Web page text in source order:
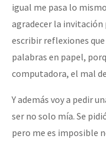
igual me pasa lo
agradecer la
escribir reflexiones
palabras en papel,
computadora, el mal
Y además voy a pedir
ser no solo mía. Se
pero me es imposible